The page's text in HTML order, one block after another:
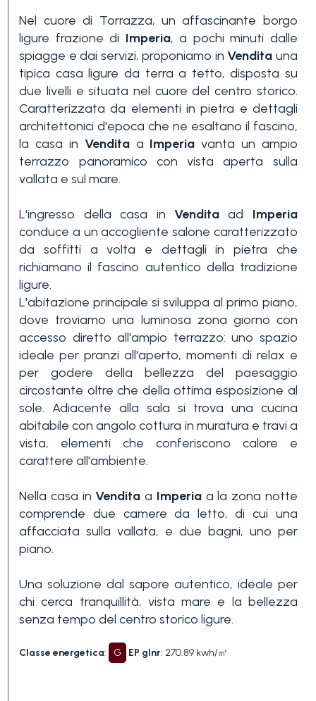
Nel cuore di Torrazza, un affascinante borgo
ligure frazione di Imperia, a pochi minuti dalle
spiagge e dai servizi, proponiamo in Vendita una
tipica casa ligure da terra a tetto, disposta su
due livelli e situata nel cuore del centro storico.
Caratterizzata da elementi in pietra e dettagli
architettonici d'epoca che ne esaltano il fascino,
la casa in Venditaa Imperia vanta un ampio
terrazzo panoramico con vista aperta sulla
vallata e sul mare.
L'ingresso della casa in Venditaad Imperia
conduce a un accogliente salone caratterizzato
da soffitti a volta e dettagli in pietra che
richiamano il fascino autentico della tradizione
ligure.
L'abitazione principale si sviluppa al primo piano,
dove troviamo una luminosa zona giorno con
accesso diretto all'ampio terrazzo: uno spazio
ideale per pranzi all'aperto, momenti di relax e
per godere della bellezza del paesaggio
circostante oltre che della ottima esposizione al
sole. Adiacente alla sala si trova una cucina
abitabile con angolo cottura in muratura e travi a
vista, elementi che conferiscono calore e
carattere all'ambiente.
Nella casa in Vendita a Imperiaa la zona notte
comprende due camere da letto, di cui una
affacciata sulla vallata, e due bagni, uno per
piano.
Una soluzione dal sapore autentico, ideale per
chi cerca tranquillità, vista mare e la bellezza
senza tempo del centro storico ligure.
Classe energetica: G EP glnr: 270.89 kwh/㎡
Camere
minime
1
2
3+
Altre
opzioni
-
multiscelta
Giardino
Balcone/Terrazzo
Ascensore
Piscina